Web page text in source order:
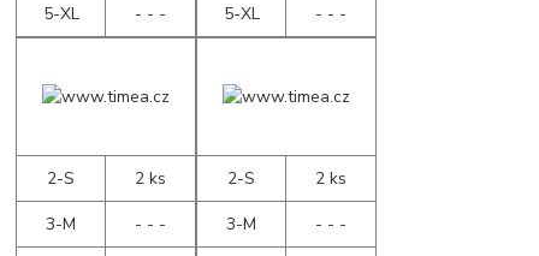
5-XL
- - -
5-XL
- - -
2-S
2 ks
3-M
- - -
2-S
2 ks
3-M
- - -